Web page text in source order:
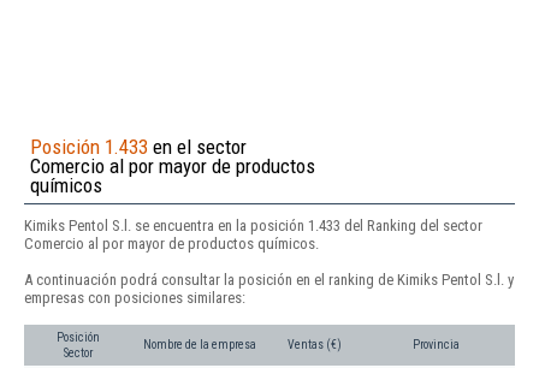
Posición 1.433 en el sector
Comercio al por mayor de productos
químicos
Kimiks Pentol S.l. se encuentra en la posición 1.433 del Ranking del sector
Comercio al por mayor de productos químicos.
A continuación podrá consultar la posición en el ranking de Kimiks Pentol S.l. y
empresas con posiciones similares:
Posición
Sector
Nombre de la empresa Ventas (€) Provincia